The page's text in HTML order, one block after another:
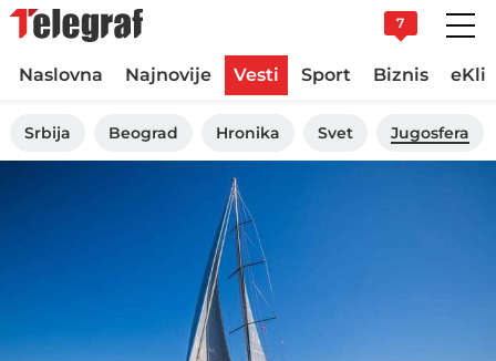
7
Naslovna Najnovije Vesti Sport Biznis
Srbija Beograd Hronika Svet Jugosfera